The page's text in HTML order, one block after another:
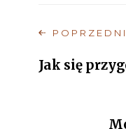
Jak się